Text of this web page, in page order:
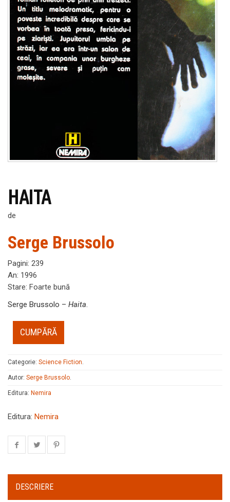
HAITA
de
Serge Brussolo
Pagini: 239
An: 1996
Stare: Foarte bună
Serge Brussolo – Haita.
CUMPĂRĂ
Categorie: Science Fiction.
Autor: Serge Brussolo.
Editura: Nemira
Editura: Nemira
DESCRIERE